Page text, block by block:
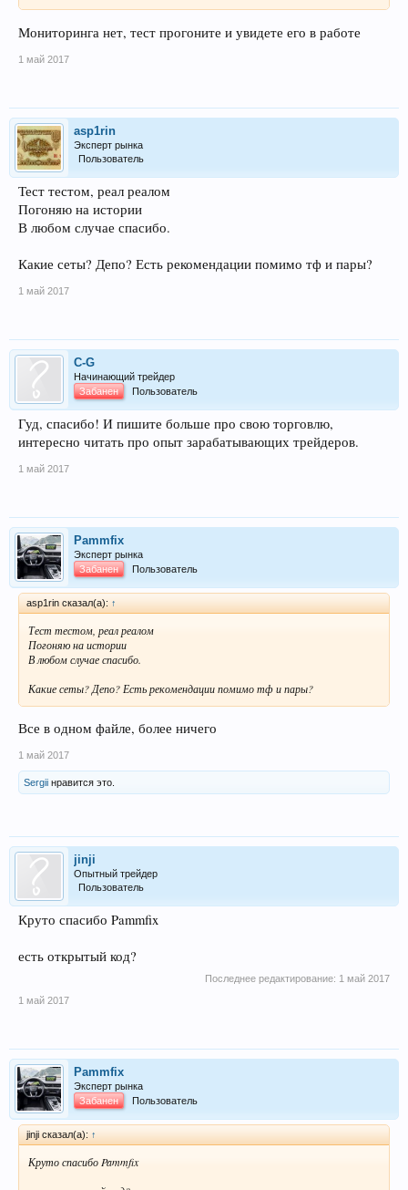
Мониторинга нет, тест прогоните и увидете его в работе
1 май 2017
asp1rin
Эксперт рынка
Пользователь
Тест тестом, реал реалом
Погоняю на истории
В любом случае спасибо.
Какие сеты? Депо? Есть рекомендации помимо тф и пары?
1 май 2017
C-G
Начинающий трейдер
Забанен
Пользователь
Гуд, спасибо! И пишите больше про свою торговлю,
интересно читать про опыт зарабатывающих трейдеров.
1 май 2017
Pammfix
Эксперт рынка
Забанен
Пользователь
asp1rin сказал(а): ↑
Тест тестом, реал реалом
Погоняю на истории
В любом случае спасибо.
Какие сеты? Депо? Есть рекомендации помимо тф и пары?
Все в одном файле, более ничего
1 май 2017
Sergii нравится это.
jinji
Опытный трейдер
Пользователь
Круто спасибо Pammfix
есть открытый код?
Последнее редактирование: 1 май 2017
1 май 2017
Pammfix
Эксперт рынка
Забанен
Пользователь
jinji сказал(а): ↑
Круто спасибо Pammfix